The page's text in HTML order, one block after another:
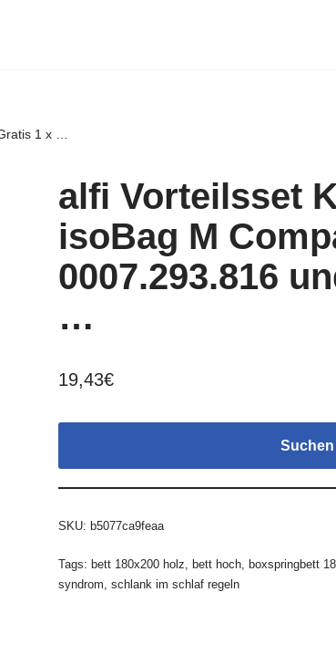
1 x …
alfi Vorteilsset
isoBag M
0007.293.816
…
19,43€
Suchen
SKU: b5077ca9feaa
Tags: bett 180x200 holz, bett hoch, boxspringbett
syndrom, schlank im schlaf regeln